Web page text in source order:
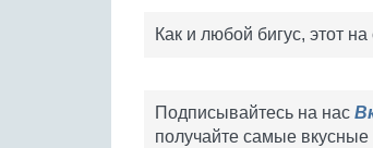
Как и любой бигус, этот
Подписывайтесь на нас
получайте самые